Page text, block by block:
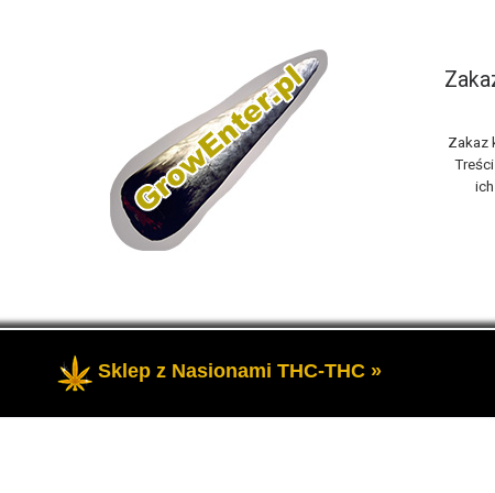
Zakaz
- Portal GrowEnter to strona o tematyce marihuany thc, potocznie
Sklep z Nasionami THC-THC »